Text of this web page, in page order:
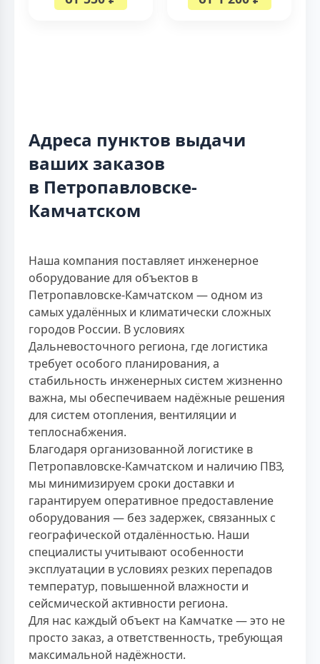
Адреса пунктов выдачи
ваших заказов
в Петропавловске-
Камчатском
Наша компания поставляет инженерное
оборудование для объектов в
Петропавловске-Камчатском — одном из
самых удалённых и климатически сложных
городов России. В условиях
Дальневосточного региона, где логистика
требует особого планирования, а
стабильность инженерных систем жизненно
важна, мы обеспечиваем надёжные решения
для систем отопления, вентиляции и
теплоснабжения.
Благодаря организованной логистике в
Петропавловске-Камчатском и наличию ПВЗ,
мы минимизируем сроки доставки и
гарантируем оперативное предоставление
оборудования — без задержек, связанных с
географической отдалённостью. Наши
специалисты учитывают особенности
эксплуатации в условиях резких перепадов
температур, повышенной влажности и
сейсмической активности региона.
Для нас каждый объект на Камчатке — это не
просто заказ, а ответственность, требующая
максимальной надёжности.